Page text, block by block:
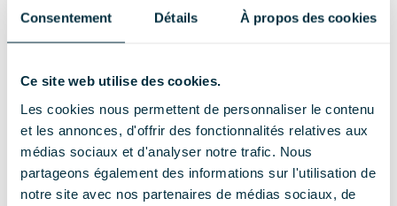
Consentement Détails À propos des cookies
Ce site web utilise des cookies.
Les cookies nous permettent de personnaliser le contenu
et les annonces, d'offrir des fonctionnalités relatives aux
médias sociaux et d'analyser notre trafic. Nous
partageons également des informations sur l'utilisation de
notre site avec nos partenaires de médias sociaux, de
vous de nos clients et projetez vous dans votre
14 panneaux 7 kWc ROI : 7 ans